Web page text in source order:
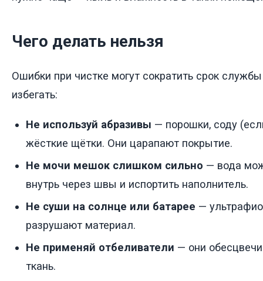
Чего делать нельзя
Ошибки при чистке могут сократить срок
избегать:
Не используй абразивы — порошки, соду
жёсткие щётки. Они царапают покрытие.
Не мочи мешок слишком сильно — вода
внутрь через швы и испортить наполнитель.
Не суши на солнце или батарее —
разрушают материал.
Не применяй отбеливатели — они
ткань.